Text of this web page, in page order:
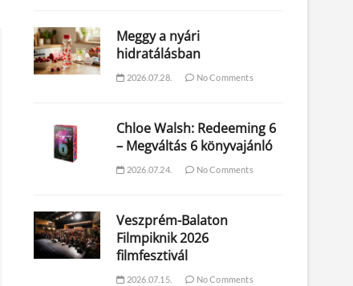
Meggy a nyári
hidratálásban
2026.07.28. No Comments
Chloe Walsh: Redeeming 6
– Megváltás 6 könyvajánló
2026.07.24. No Comments
Veszprém-Balaton
Filmpiknik 2026
filmfesztivál
2026.07.15. No Comments